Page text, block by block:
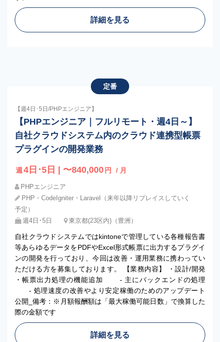
詳細を見る
定番
【週4日･5日/PHPエンジニア】
【PHPエンジニア｜フルリモート・週4日～】
自社クラウドシステム内のクラウド連携型帳票
プラグインの開発業務
週 4日･5日 | 〜840,000 円 / 月
PHPエンジニア
PHP・CodeIgniter・Laravel（来年以降リプレイスしていく
予定）
週4日･5日
東京都(23区内)（豊洲）
自社クラウドシステムではkintoneで管理している各種報告書
等あらゆるデータをPDFやExcel形式帳票に出力するプラグイ
ンの開発を行っており、今回は改善・運用業務に携わってい
ただける方を募集しております。 【業務内容】 ・設計/開発
・帳票出力処理の機能追加 - 主にバックエンドの処理
- 処理速度の改善やより安定稼働のためのアップデート
公開_備考：※月額報酬額は「最大稼働可能日数」で換算した
際の金額です
詳細を見る